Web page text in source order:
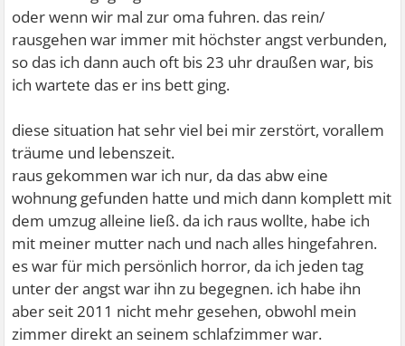
oder wenn wir mal zur oma fuhren. das rein/
rausgehen war immer mit höchster angst verbunden,
so das ich dann auch oft bis 23 uhr draußen war, bis
ich wartete das er ins bett ging.
diese situation hat sehr viel bei mir zerstört, vorallem
träume und lebenszeit.
raus gekommen war ich nur, da das abw eine
wohnung gefunden hatte und mich dann komplett mit
dem umzug alleine ließ. da ich raus wollte, habe ich
mit meiner mutter nach und nach alles hingefahren.
es war für mich persönlich horror, da ich jeden tag
unter der angst war ihn zu begegnen. ich habe ihn
aber seit 2011 nicht mehr gesehen, obwohl mein
zimmer direkt an seinem schlafzimmer war.